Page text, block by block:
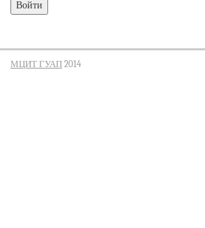
МЦИТ ГУАП 2014